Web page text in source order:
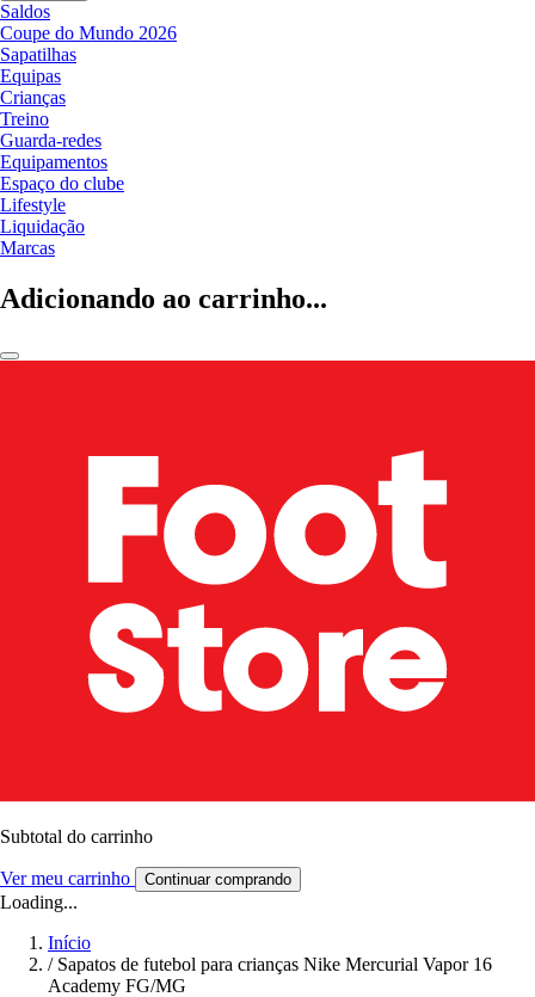
Saldos
Coupe do Mundo 2026
Sapatilhas
Equipas
Crianças
Treino
Guarda-redes
Equipamentos
Espaço do clube
Lifestyle
Liquidação
Marcas
Adicionando ao carrinho...
Subtotal do carrinho
Ver meu carrinho Continuar comprando
Loading...
Início
/ Sapatos de futebol para crianças Nike Mercurial Vapor 16
Academy FG/MG